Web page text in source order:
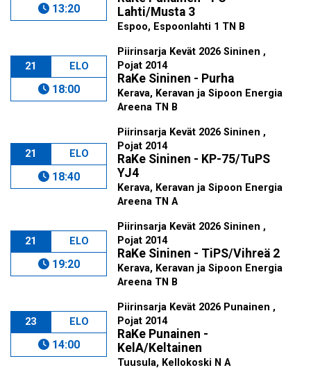
13:20
Lahti/Musta 3
Espoo, Espoonlahti 1 TN B
21 ELO
18:00
Piirinsarja Kevät 2026 Sininen ,
Pojat 2014
RaKe Sininen - Purha
Kerava, Keravan ja Sipoon Energia
Areena TN B
21 ELO
18:40
Piirinsarja Kevät 2026 Sininen ,
Pojat 2014
RaKe Sininen - KP-75/TuPS
YJ4
Kerava, Keravan ja Sipoon Energia
Areena TN A
21 ELO
19:20
Piirinsarja Kevät 2026 Sininen ,
Pojat 2014
RaKe Sininen - TiPS/Vihreä 2
Kerava, Keravan ja Sipoon Energia
Areena TN B
23 ELO
14:00
Piirinsarja Kevät 2026 Punainen ,
Pojat 2014
RaKe Punainen -
KelA/Keltainen
Tuusula, Kellokoski N A